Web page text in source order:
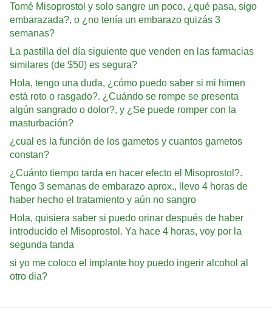
Tomé Misoprostol y solo sangre un poco, ¿qué pasa, sigo
embarazada?, o ¿no tenía un embarazo quizás 3
semanas?
La pastilla del día siguiente que venden en las farmacias
similares (de $50) es segura?
Hola, tengo una duda, ¿cómo puedo saber si mi himen
está roto o rasgado?. ¿Cuándo se rompe se presenta
algún sangrado o dolor?, y ¿Se puede romper con la
masturbación?
¿cual es la función de los gametos y cuantos gametos
constan?
¿Cuánto tiempo tarda en hacer efecto el Misoprostol?.
Tengo 3 semanas de embarazo aprox., llevo 4 horas de
haber hecho el tratamiento y aún no sangro
Hola, quisiera saber si puedo orinar después de haber
introducido el Misoprostol. Ya hace 4 horas, voy por la
segunda tanda
si yo me coloco el implante hoy puedo ingerir alcohol al
otro dia?